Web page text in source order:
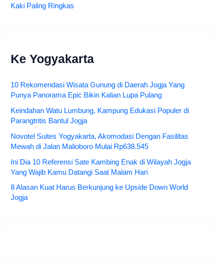
Kaki Paling Ringkas
Ke Yogyakarta
10 Rekomendasi Wisata Gunung di Daerah Jogja Yang
Punya Panorama Epic Bikin Kalian Lupa Pulang
Keindahan Watu Lumbung, Kampung Edukasi Populer di
Parangtritis Bantul Jogja
Novotel Suites Yogyakarta, Akomodasi Dengan Fasilitas
Mewah di Jalan Malioboro Mulai Rp638.545
Ini Dia 10 Referensi Sate Kambing Enak di Wilayah Jogja
Yang Wajib Kamu Datangi Saat Malam Hari
8 Alasan Kuat Harus Berkunjung ke Upside Down World
Jogja